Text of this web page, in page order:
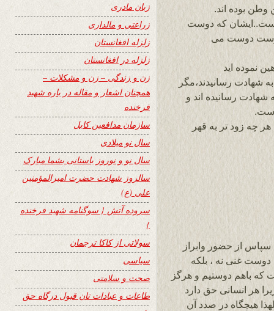
بوده اند.
که دوست
دوست می
نموده اید
در واقعهء کربلا 72 تن را به شهادت رسانیدند،مگر
شهادت رسانیده اند و
چه زود تر به قهر
از حضور وابراز
دوست غنی نه ، بلکه
باهم دوستیم و هرگز
هر انسانی حق دارد
هیچگاه در صدد آن
زبان مادری
زراعتی و مالداری
زلزله افغانستان
زلزله در افغانستان
زن و زندگی – زن و مشکلات –
همچنان اشعار و مقاله در باره شهید
فرخنده
سازمان مدافعین کابل
سال نو میلادی
سال نو و نوروز باستانی بشما مبارک
سالروز شهادت حضرت امیرالمؤمنین
علی (ع)
سروده آتش { سوگنامه شهید فرخنده
}
سولاتی از کاکا ترجمان
سیاسی
صحت و سلامتی
طاعات و عبادات تان قبول درگاه حق